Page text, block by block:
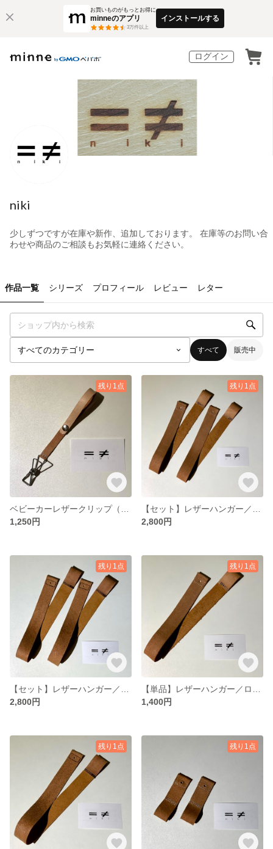
お買いものがもっとお得に
minneのアプリ
3万件以上
インストールする
ログイン
niki
少しずつですが在庫や新作、追加しております。 在庫等のお問い合
わせや商品のご相談もお気軽に連絡ください。
作品一覧 シリーズ プロフィール レビュー レター
すべて 販売中
残り1点
1,250円
残り1点
2,800円
残り1点
2,800円
残り1点
1,400円
残り1点 残り1点